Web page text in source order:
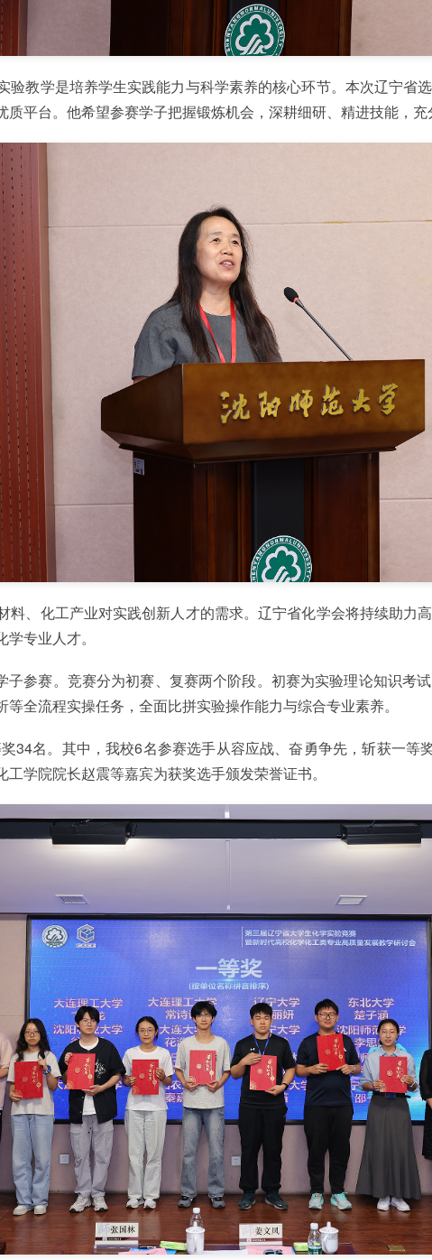
教学是培养学生实践能力与科学素养的核心环节。本次辽宁省
平台。他希望参赛学子把握锻炼机会，深耕细研、精进技能，充
、化工产业对实践创新人才的需求。辽宁省化学会将持续助力
专业人才。
参赛。竞赛分为初赛、复赛两个阶段。初赛为实验理论知识考
全流程实操任务，全面比拼实验操作能力与综合专业素养。
34名。其中，我校6名参赛选手从容应战、奋勇争先，斩获一
学院院长赵震等嘉宾为获奖选手颁发荣誉证书。